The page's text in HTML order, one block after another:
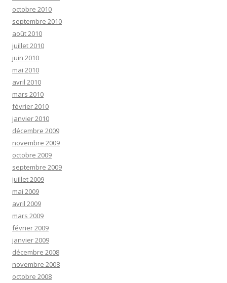
octobre 2010
septembre 2010
août 2010
juillet 2010
juin 2010
mai 2010
avril 2010
mars 2010
février 2010
janvier 2010
décembre 2009
novembre 2009
octobre 2009
septembre 2009
juillet 2009
mai 2009
avril 2009
mars 2009
février 2009
janvier 2009
décembre 2008
novembre 2008
octobre 2008